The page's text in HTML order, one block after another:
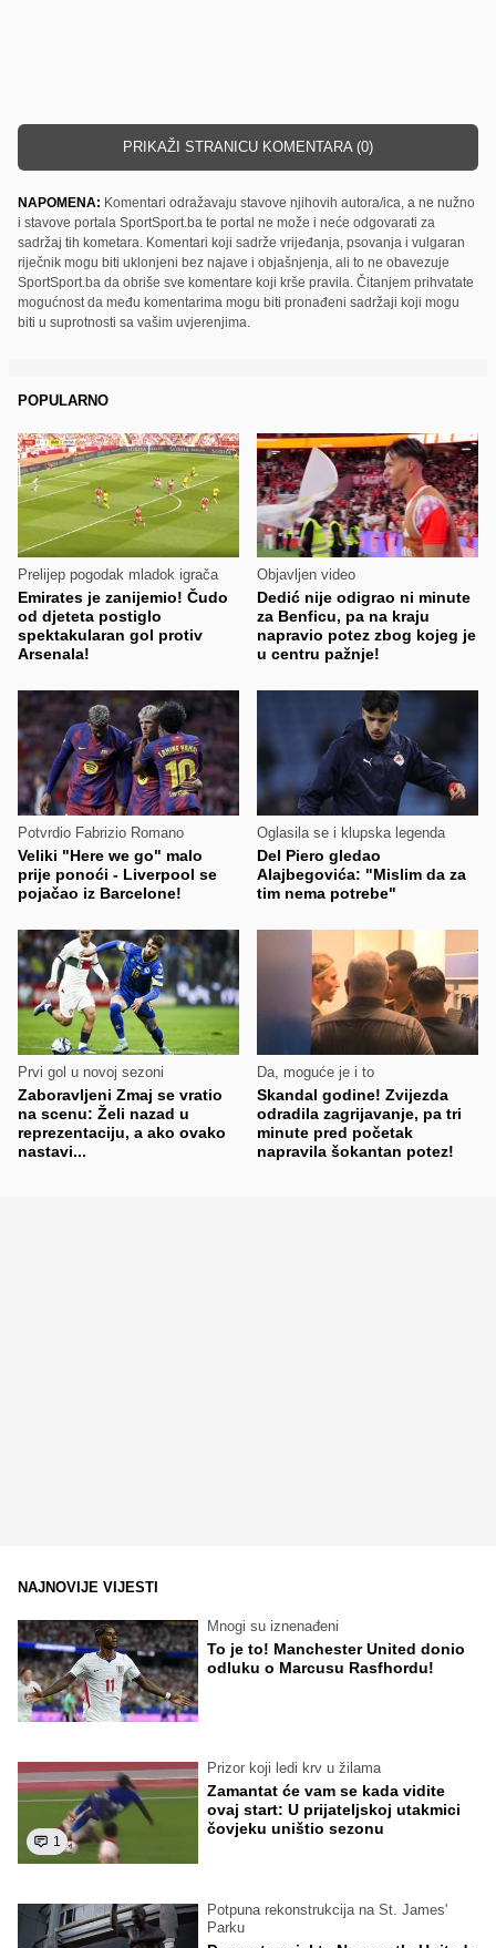
PRIKAŽI STRANICU KOMENTARA (0)
NAPOMENA: Komentari odražavaju stavove njihovih autora/ica, a ne nužno
i stavove portala SportSport.ba te portal ne može i neće odgovarati za
sadržaj tih kometara. Komentari koji sadrže vrijeđanja, psovanja i vulgaran
riječnik mogu biti uklonjeni bez najave i objašnjenja, ali to ne obavezuje
SportSport.ba da obriše sve komentare koji krše pravila. Čitanjem prihvatate
mogućnost da među komentarima mogu biti pronađeni sadržaji koji mogu
biti u suprotnosti sa vašim uvjerenjima.
POPULARNO
Prelijep pogodak mladok igrača
Emirates je zanijemio! Čudo
od djeteta postiglo
spektakularan gol protiv
Arsenala!
Objavljen video
Dedić nije odigrao ni minute
za Benficu, pa na kraju
napravio potez zbog kojeg je
u centru pažnje!
Potvrdio Fabrizio Romano
Veliki "Here we go" malo
prije ponoći - Liverpool se
pojačao iz Barcelone!
Oglasila se i klupska legenda
Del Piero gledao
Alajbegovića: "Mislim da za
tim nema potrebe"
Prvi gol u novoj sezoni
Zaboravljeni Zmaj se vratio
na scenu: Želi nazad u
reprezentaciju, a ako ovako
nastavi...
Da, moguće je i to
Skandal godine! Zvijezda
odradila zagrijavanje, pa tri
minute pred početak
napravila šokantan potez!
NAJNOVIJE VIJESTI
Mnogi su iznenađeni
To je to! Manchester United donio
odluku o Marcusu Rasfhordu!
1
Prizor koji ledi krv u žilama
Zamantat će vam se kada vidite
ovaj start: U prijateljskoj utakmici
čovjeku uništio sezonu
Potpuna rekonstrukcija na St. James'
Parku